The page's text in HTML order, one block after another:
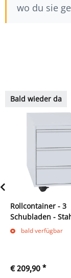
wo du sie
Bald wieder da
Rollcontainer - 3
Schubladen -
graubald verfügbar
€ 209,90 *